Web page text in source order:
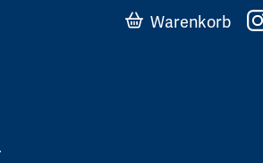
Warenkorb